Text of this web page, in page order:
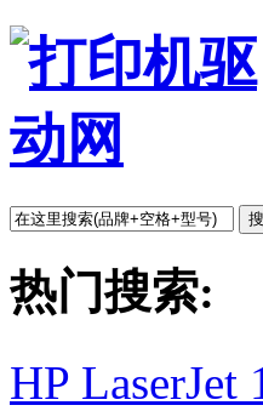
热门搜索:
HP LaserJet